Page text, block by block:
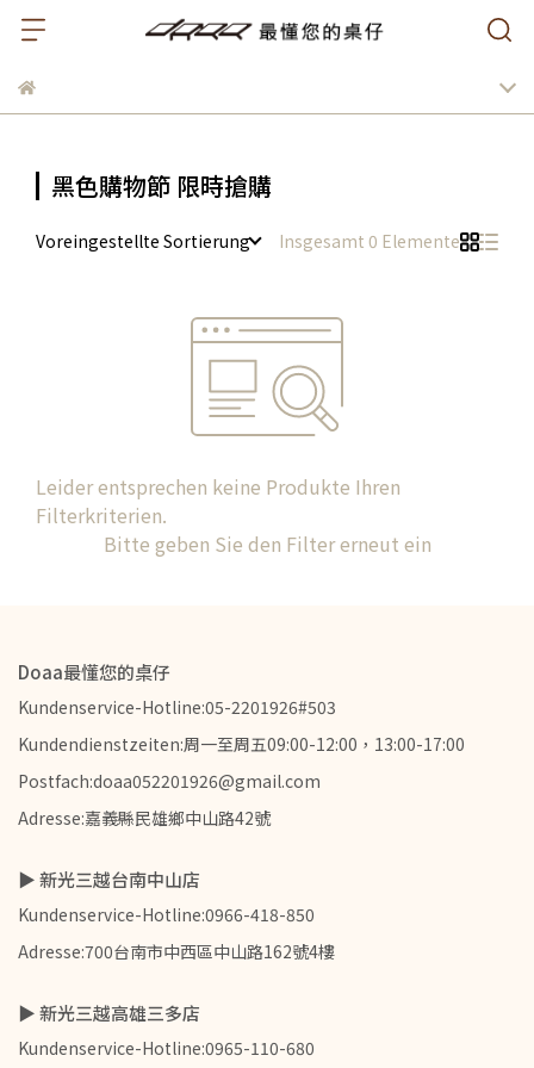
黑色購物節 限時搶購
Voreingestellte Sortierung Insgesamt 0 Elemente
Leider entsprechen keine Produkte Ihren
Filterkriterien.
Bitte geben Sie den Filter erneut ein
Doaa最懂您的桌仔
Kundenservice-Hotline:05-2201926#503
Kundendienstzeiten:周一至周五09:00-12:00，13:00-17:00
Postfach:doaa052201926@gmail.com
Adresse:嘉義縣民雄鄉中山路42號
▶ 新光三越台南中山店
Kundenservice-Hotline:0966-418-850
Adresse:700台南市中西區中山路162號4樓
▶ 新光三越高雄三多店
Kundenservice-Hotline:0965-110-680